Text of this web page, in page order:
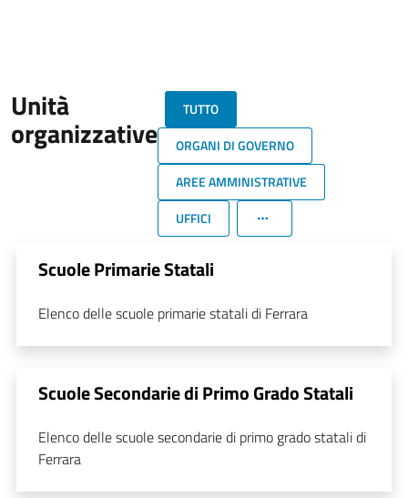
Unità
organizzative
TUTTO
ORGANI DI GOVERNO
AREE AMMINISTRATIVE
UFFICI
Scuole Primarie Statali
Elenco delle scuole primarie statali di Ferrara
Scuole Secondarie di Primo Grado Statali
Elenco delle scuole secondarie di primo grado statali di
Ferrara